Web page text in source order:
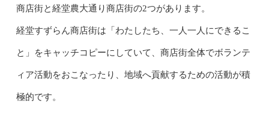
商店街と経堂農大通り商店街の2つがあります。
経堂すずらん商店街は「わたしたち、一人一人にできるこ
と」をキャッチコピーにしていて、商店街全体でボランテ
ィア活動をおこなったり、地域へ貢献するための活動が積
極的です。